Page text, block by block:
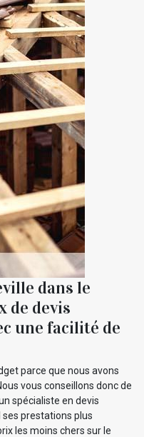
dans le
de devis
une facilité de
parce que nous avons
vous conseillons donc de
spécialiste en devis
ses prestations plus
les moins chers sur le